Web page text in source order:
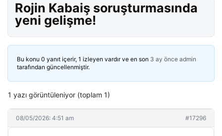
Rojin Kabaiş soruşturmasında
yeni gelişme!
Bu konu 0 yanıt içerir, 1 izleyen vardır ve en son 3 ay önce admin
tarafından güncellenmiştir.
1 yazı görüntüleniyor (toplam 1)
08/05/2026: 4:51 am #17296